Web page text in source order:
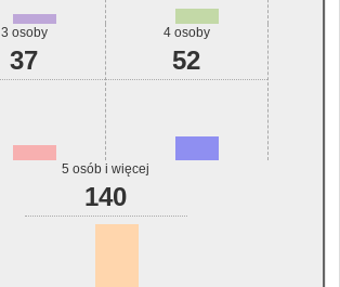
3 osoby
37
4 osoby
52
5 osób i więcej
140